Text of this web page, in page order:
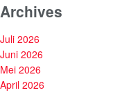
Archives
Juli 2026
Juni 2026
Mei 2026
April 2026